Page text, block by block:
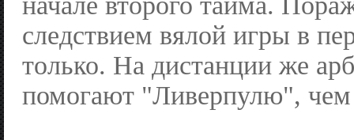
следствием вялой игры в
только. На дистанции же
помогают "Ливерпулю", чем